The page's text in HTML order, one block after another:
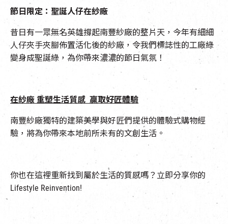
節日限定：聖誕人仔在紗廠
昔日有一眾無名英雄撐起南豐紗廠的整片天，今年有細細
人仔夾手夾腳佈置活化後的紗廠，令我們標誌性的工廠綠
變身成聖誕綠，為你帶來濃濃的節日氣氛！
在紗廠 重塑生活質感 贏取好匠體驗
南豐紗廠獨特的建築美學與好匠們提供的體驗式購物經
驗，將為你帶來本地前所未有的文創生活。
你也在這裡重新找到屬於生活的質感嗎？立即分享你的
Lifestyle Reinvention!